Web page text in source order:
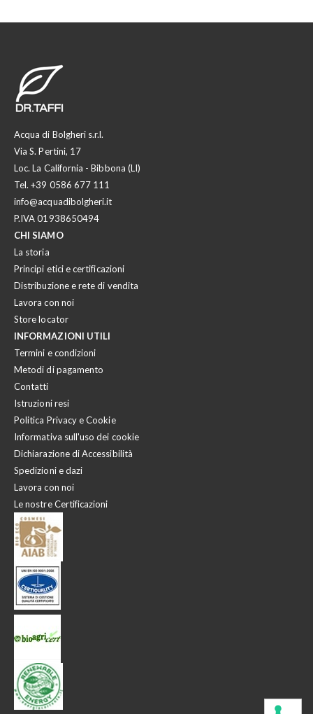
Acqua di Bolgheri s.r.l.
Via S. Pertini, 17
Loc. La California - Bibbona (LI)
Tel.+39 0586 677 111
info@acquadibolgheri.it
P.IVA 01938650494
CHI SIAMO
La storia
Principi etici e certificazioni
Distribuzione e rete di vendita
Lavora con noi
Store locator
INFORMAZIONI UTILI
Termini e condizioni
Metodi di pagamento
Contatti
Istruzioni resi
Politica Privacy e Cookie
Informativa sull'uso dei cookie
Dichiarazione di Accessibilità
Spedizioni e dazi
Lavora con noi
Le nostre Certificazioni